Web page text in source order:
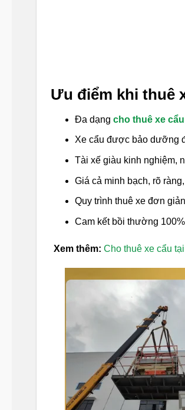
Ưu điểm khi thuê
Đa dạng cho thuê xe
Xe cẩu được bảo dưỡng
Tài xế giàu kinh nghiệm,
Giá cả minh bạch, rõ
Quy trình thuê xe đơn
Cam kết bồi thường
Xem thêm: Cho thuê xe cẩu